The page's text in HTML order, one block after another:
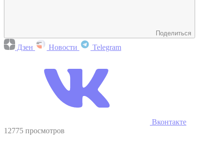
Поделиться
Дзен Новости Telegram
Вконтакте
12775 просмотров